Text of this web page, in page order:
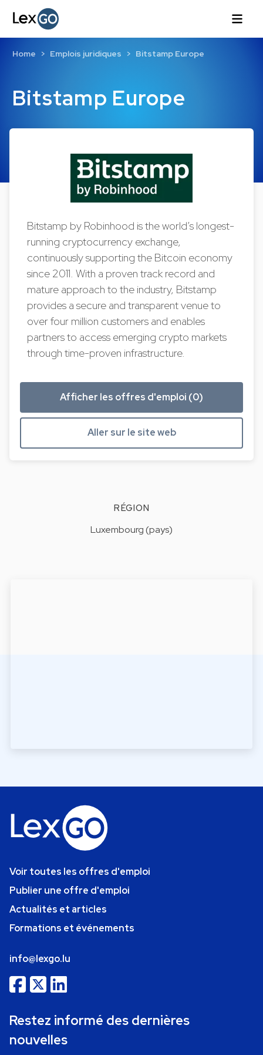
Bitstamp Europe
Home Emplois juridiques Bitstamp Europe
Bitstamp by Robinhood is the world’s longest-
running cryptocurrency exchange,
continuously supporting the Bitcoin economy
since 2011. With a proven track record and
mature approach to the industry, Bitstamp
provides a secure and transparent venue to
over four million customers and enables
partners to access emerging crypto markets
through time-proven infrastructure.
Afficher les offres d'emploi (0)
Aller sur le site web
RÉGION
Luxembourg (pays)
Voir toutes les offres d'emploi
Publier une offre d'emploi
Actualités et articles
Formations et événements
info@lexgo.lu
Restez informé des dernières
nouvelles